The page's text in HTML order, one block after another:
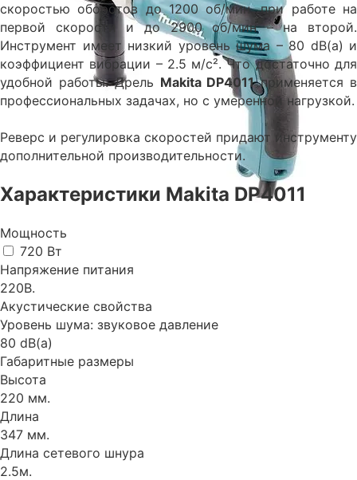
скоростью оборотов до 1200 об/мин. при работе на
первой скорости и до 2900 об/мин – на второй.
Инструмент имеет низкий уровень шума – 80 dB(a) и
коэффициент вибрации – 2.5 м/с². Что достаточно для
удобной работы. Дрель Makita DP4011применяется в
профессиональных задачах, но с умеренной нагрузкой.
Реверс и регулировка скоростей придают инструменту
дополнительной производительности.
Характеристики Makita DP4011
Мощность
720 Вт
Напряжение питания
220В.
Акустические свойства
Уровень шума: звуковое давление
80 dB(a)
Габаритные размеры
Высота
220 мм.
Длина
347 мм.
Длина сетевого шнура
2.5м.